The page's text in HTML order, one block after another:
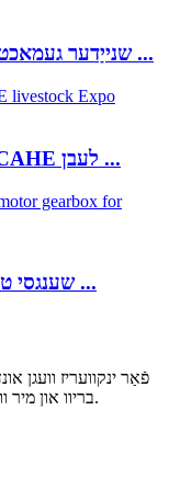
שנייַדער געמאכט 90 וו דק גירבאַקס דרייוו עקספּאָרט צו ...
שענגסי טעכנאָלאָגיע אַטענדאַד 19th CAHE לעבן ...
שענגסי טעכנאָלאָגיע באַקענען נייַע שריט מאָטאָ ...
פֿאַר ינקוועריז וועגן
אונדז דיין E- בריוו און מיר וועלן קאָנטאַקט אונדז אין 24 שעה.